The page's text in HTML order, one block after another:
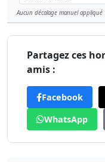
Aucun décalage manuel appliqué
Partagez ces
amis :
Facebook
WhatsApp